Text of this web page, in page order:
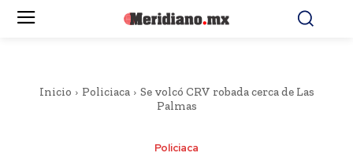
Inicio Policiaca
Se volcó CRV robada cerca de Las
Palmas
Policiaca